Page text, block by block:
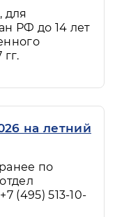
для
РФ до 14 лет
на летний
по
(495) 513-10-